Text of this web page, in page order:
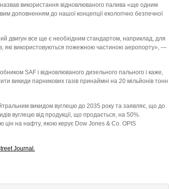
використання відновлюваного палива «ще одним
доповненням до нашої концепції екологічно безпечної
двигун все ще є необхідним стандартом, наприклад, для
які використовуються пожежною частиною аеропорту», —
SAF і відновлюваного дизельного пального і каже,
викиди парникових газів принаймні на 20 мільйонів тонн
викидом вуглецю до 2035 року та заявляє, що до
вуглецю від продукції, що продається, на 50%.
цін на нафту, якою керує Dow Jones & Co. OPIS
Journal.